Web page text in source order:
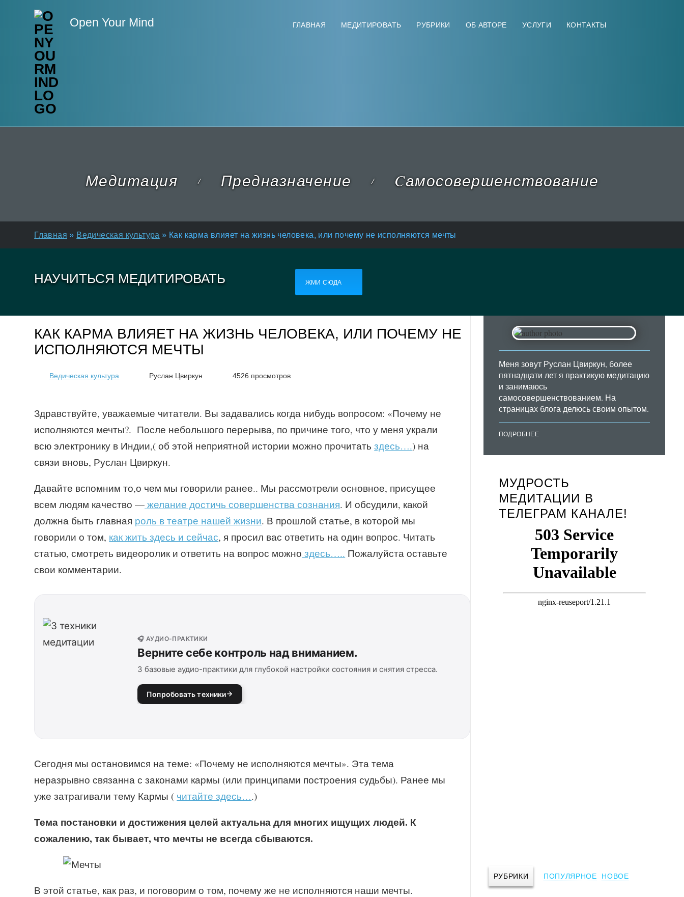
Open Your Mind ГЛАВНАЯ МЕДИТИРОВАТЬ РУБРИКИ ОБ АВТОРЕ УСЛУГИ КОНТАКТЫ
Медитация / Предназначение / Cамосовершенствование
Главная » Ведическая культура » Как карма влияет на жизнь человека, или почему не исполняются мечты
НАУЧИТЬСЯ МЕДИТИРОВАТЬ ЖМИ СЮДА
КАК КАРМА ВЛИЯЕТ НА ЖИЗНЬ ЧЕЛОВЕКА, ИЛИ ПОЧЕМУ НЕ
ИСПОЛНЯЮТСЯ МЕЧТЫ
Ведическая культура Руслан Цвиркун 4526 просмотров
Здравствуйте, уважаемые читатели. Вы задавались когда нибудь вопросом: «Почему не
исполняются мечты?. После небольшого перерыва, по причине того, что у меня украли
всю электронику в Индии,( об этой неприятной истории можно прочитатьздесь….) на
связи вновь, Руслан Цвиркун.
Давайте вспомним то,о чем мы говорили ранее.. Мы рассмотрели основное, присущее
всем людям качество — желание достичь совершенства сознания. И обсудили, какой
должна быть главная роль в театре нашей жизни. В прошлой статье, в которой мы
говорили о том, как жить здесь и сейчас, я просил вас ответить на один вопрос. Читать
статью, смотреть видеоролик и ответить на вопрос можно здесь….. Пожалуйста оставьте
свои комментарии.
🎧 АУДИО-ПРАКТИКИ
Верните себе контроль над вниманием.
3 базовые аудио-практики для глубокой настройки состояния и снятия стресса.
Попробовать техники
Сегодня мы остановимся на теме: «Почему не исполняются мечты». Эта тема
неразрывно связанна с законами кармы (или принципами построения судьбы). Ранее мы
уже затрагивали тему Кармы ( читайте здесь….)
Тема постановки и достижения целей актуальна для многих ищущих людей. К
сожалению, так бывает, что мечты не всегда сбываются.
В этой статье, как раз, и поговорим о том, почему же не исполняются наши мечты.
Меня зовут Руслан Цвиркун, более
пятнадцати лет я практикую медитацию
и занимаюсь
самосовершенствованием. На
страницах блога делюсь своим опытом.
ПОДРОБНЕЕ
МУДРОСТЬ
МЕДИТАЦИИ В
ТЕЛЕГРАМ КАНАЛЕ!
РУБРИКИ ПОПУЛЯРНОЕ НОВОЕ